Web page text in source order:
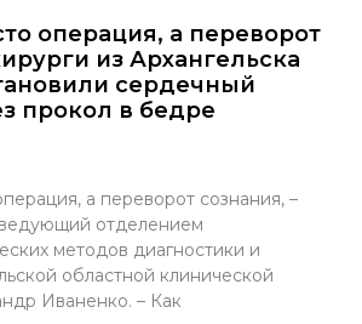
операция, а переворот
из Архангельска
сердечный
прокол в бедре
а переворот сознания, –
отделением
методов диагностики и
областной клинической
Иваненко. – Как